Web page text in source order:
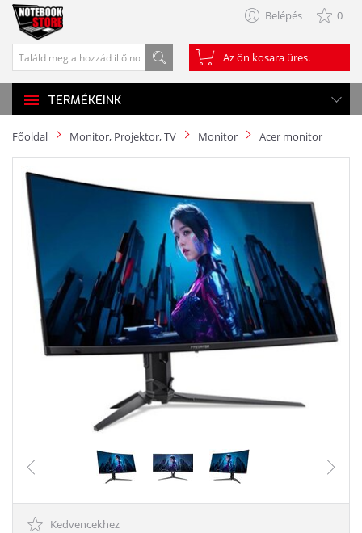
Belépés 0
Az ön kosara üres.
TERMÉKEINK
Főoldal Monitor, Projektor, TV Monitor Acer monitor
Kedvencekhez